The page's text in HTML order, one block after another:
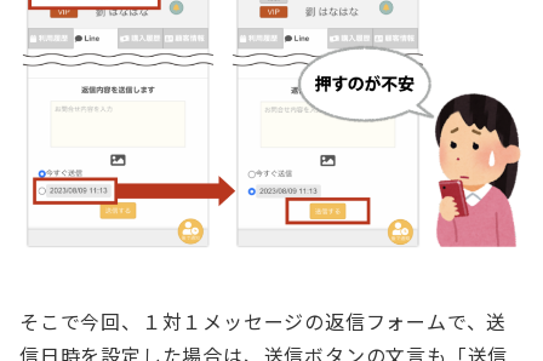
そこで今回、１対１メッセージの返信フォームで、送
信日時を設定した場合は、送信ボタンの文言も「送信